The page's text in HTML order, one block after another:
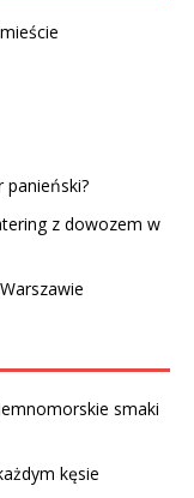
panieński?
z dowozem w
smaki
kęsie